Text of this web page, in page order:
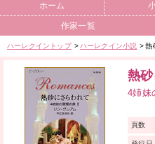
ホーム
作家一覧
ハーレクイントップ ハーレクイン小説 熱
熱
4姉妹
頁数